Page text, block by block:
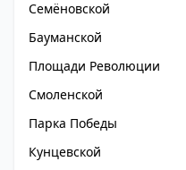
Семёновской
Бауманской
Площади Революции
Смоленской
Парка Победы
Кунцевской